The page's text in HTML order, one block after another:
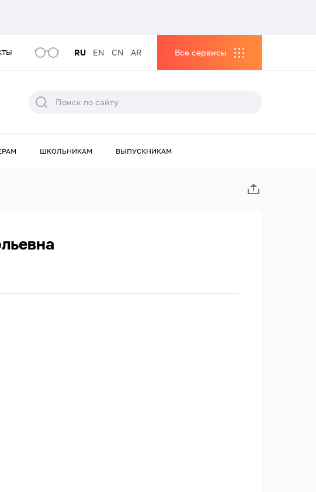
RU EN CN AR Все сервисы
ШКОЛЬНИКАМ ВЫПУСКНИКАМ